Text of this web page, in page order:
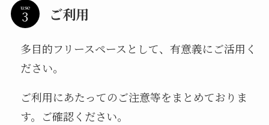
use ご利用
多目的フリースペースとして、有意義にご活用く
ださい。
ご利用にあたってのご注意等をまとめておりま
す。ご確認ください。